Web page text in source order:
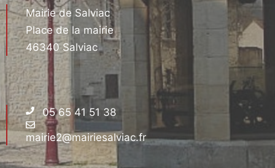
Mairie de Salviac
Place de la mairie
46340 Salviac
05 65 41 51 38
mairie2@mairiesalviac.fr